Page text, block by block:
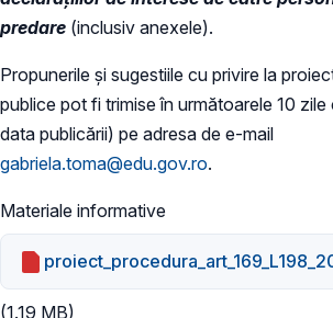
predare (inclusiv anexele).
Propunerile și sugestiile cu privire la
publice pot fi trimise în următoarele 10
data publicării) pe adresa de e-mail
gabriela.toma@edu.gov.ro.
Materiale informative
(1.19 MB)